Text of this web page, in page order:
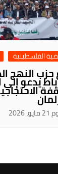
الفلسطينية
حزب النهج
يدعو
2026